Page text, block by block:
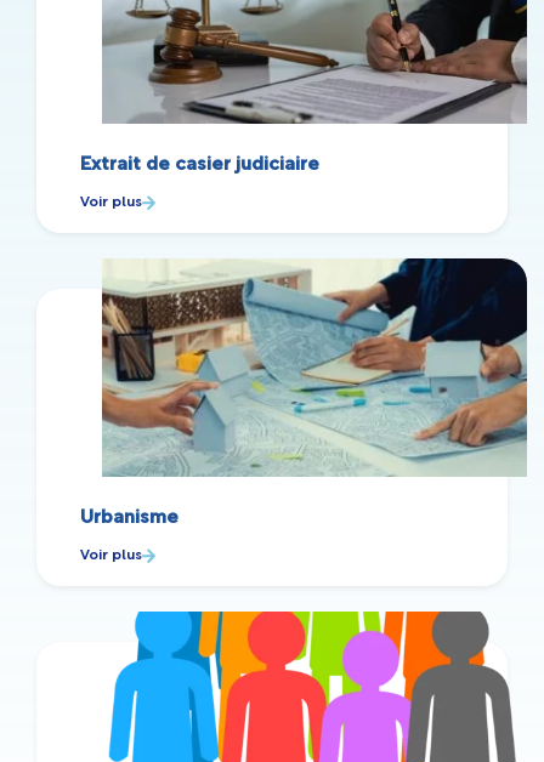
Extrait de casier judiciaire
Voir plus
Urbanisme
Voir plus